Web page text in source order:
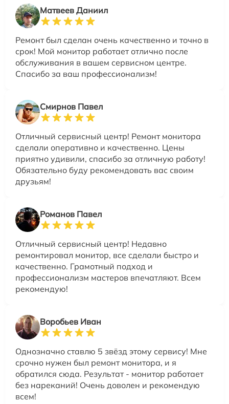
Матвеев Даниил
Ремонт был сделан очень качественно и точно в
срок! Мой монитор работает отлично после
обслуживания в вашем сервисном центре.
Спасибо за ваш профессионализм!
Смирнов Павел
Отличный сервисный центр! Ремонт монитора
сделали оперативно и качественно. Цены
приятно удивили, спасибо за отличную работу!
Обязательно буду рекомендовать вас своим
друзьям!
Романов Павел
Отличный сервисный центр! Недавно
ремонтировал монитор, все сделали быстро и
качественно. Грамотный подход и
профессионализм мастеров впечатляют. Всем
рекомендую!
Воробьев Иван
Однозначно ставлю 5 звёзд этому сервису! Мне
срочно нужен был ремонт монитора, и я
обратился сюда. Результат - монитор работает
без нареканий! Очень доволен и рекомендую
всем!